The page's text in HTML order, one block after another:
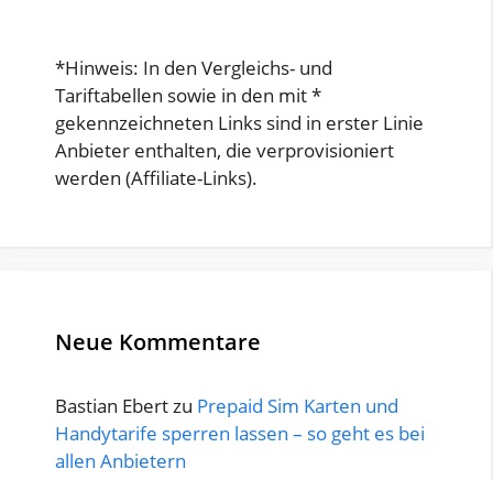
*Hinweis: In den Vergleichs- und
Tariftabellen sowie in den mit *
gekennzeichneten Links sind in erster Linie
Anbieter enthalten, die verprovisioniert
werden (Affiliate-Links).
Neue Kommentare
Bastian Ebertzu Prepaid Sim Karten und
Handytarife sperren lassen – so geht es bei
allen Anbietern